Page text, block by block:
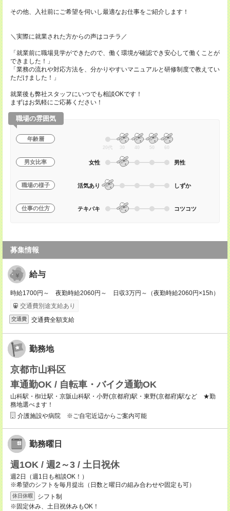
その他、入社前にご希望を伺いし最適なお仕事をご紹介します！
＼実際に就業された方からの声はコチラ／
「就業前に職場見学ができたので、働く環境が確認でき安心して働くことが
できました！」
「業務の流れや対応方法を、分かりやすいマニュアルと研修制度で教えてい
ただけました！」
就業後も弊社スタッフにいつでも相談OKです！
まずはお気軽にご応募ください！
職場の雰囲気
年齢層
20代 30 40 50 60
男女比率 女性 男性
職場の様子 活気あり しずか
仕事の仕方 テキパキ コツコツ
募集情報
給与
時給1700円～ 夜勤時給2060円～ 日収3万円～（夜勤時給2060円×15h）
交通費別途支給あり
交通費 交通費全額支給
勤務地
京都市山科区
車通勤OK / 自転車・バイク通勤OK
山科駅・椥辻駅・京阪山科駅・小野(京都府)駅・東野(京都府)駅など ★勤
務地選べます！
介護施設や病院 ※ご自宅近辺からご案内可能
勤務曜日
週1OK / 週2～3 / 土日祝休
週2日（週1日も相談OK！）
※希望のシフトを毎月提出（日数と曜日の組み合わせや固定も可）
休日休暇
シフト制
※固定休み、土日祝休みもOK！